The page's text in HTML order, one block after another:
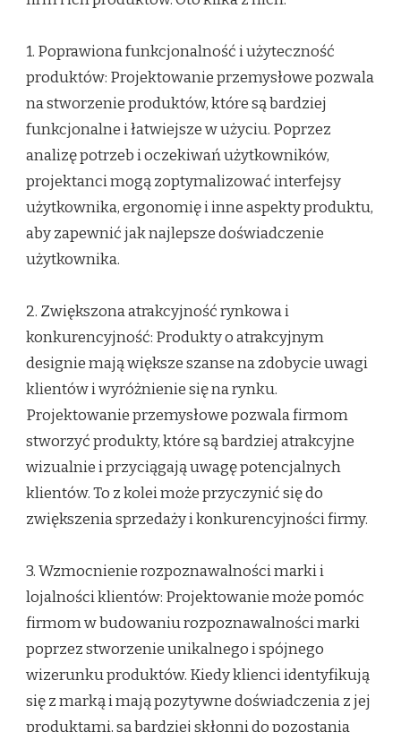
1. Poprawiona funkcjonalność i użyteczność
produktów: Projektowanie przemysłowe pozwala
na stworzenie produktów, które są bardziej
funkcjonalne i łatwiejsze w użyciu. Poprzez
analizę potrzeb i oczekiwań użytkowników,
projektanci mogą zoptymalizować interfejsy
użytkownika, ergonomię i inne aspekty produktu,
aby zapewnić jak najlepsze doświadczenie
użytkownika.
2. Zwiększona atrakcyjność rynkowa i
konkurencyjność: Produkty o atrakcyjnym
designie mają większe szanse na zdobycie uwagi
klientów i wyróżnienie się na rynku.
Projektowanie przemysłowe pozwala firmom
stworzyć produkty, które są bardziej atrakcyjne
wizualnie i przyciągają uwagę potencjalnych
klientów. To z kolei może przyczynić się do
zwiększenia sprzedaży i konkurencyjności firmy.
3. Wzmocnienie rozpoznawalności marki i
lojalności klientów: Projektowanie może pomóc
firmom w budowaniu rozpoznawalności marki
poprzez stworzenie unikalnego i spójnego
wizerunku produktów. Kiedy klienci identyfikują
się z marką i mają pozytywne doświadczenia z jej
produktami, są bardziej skłonni do pozostania